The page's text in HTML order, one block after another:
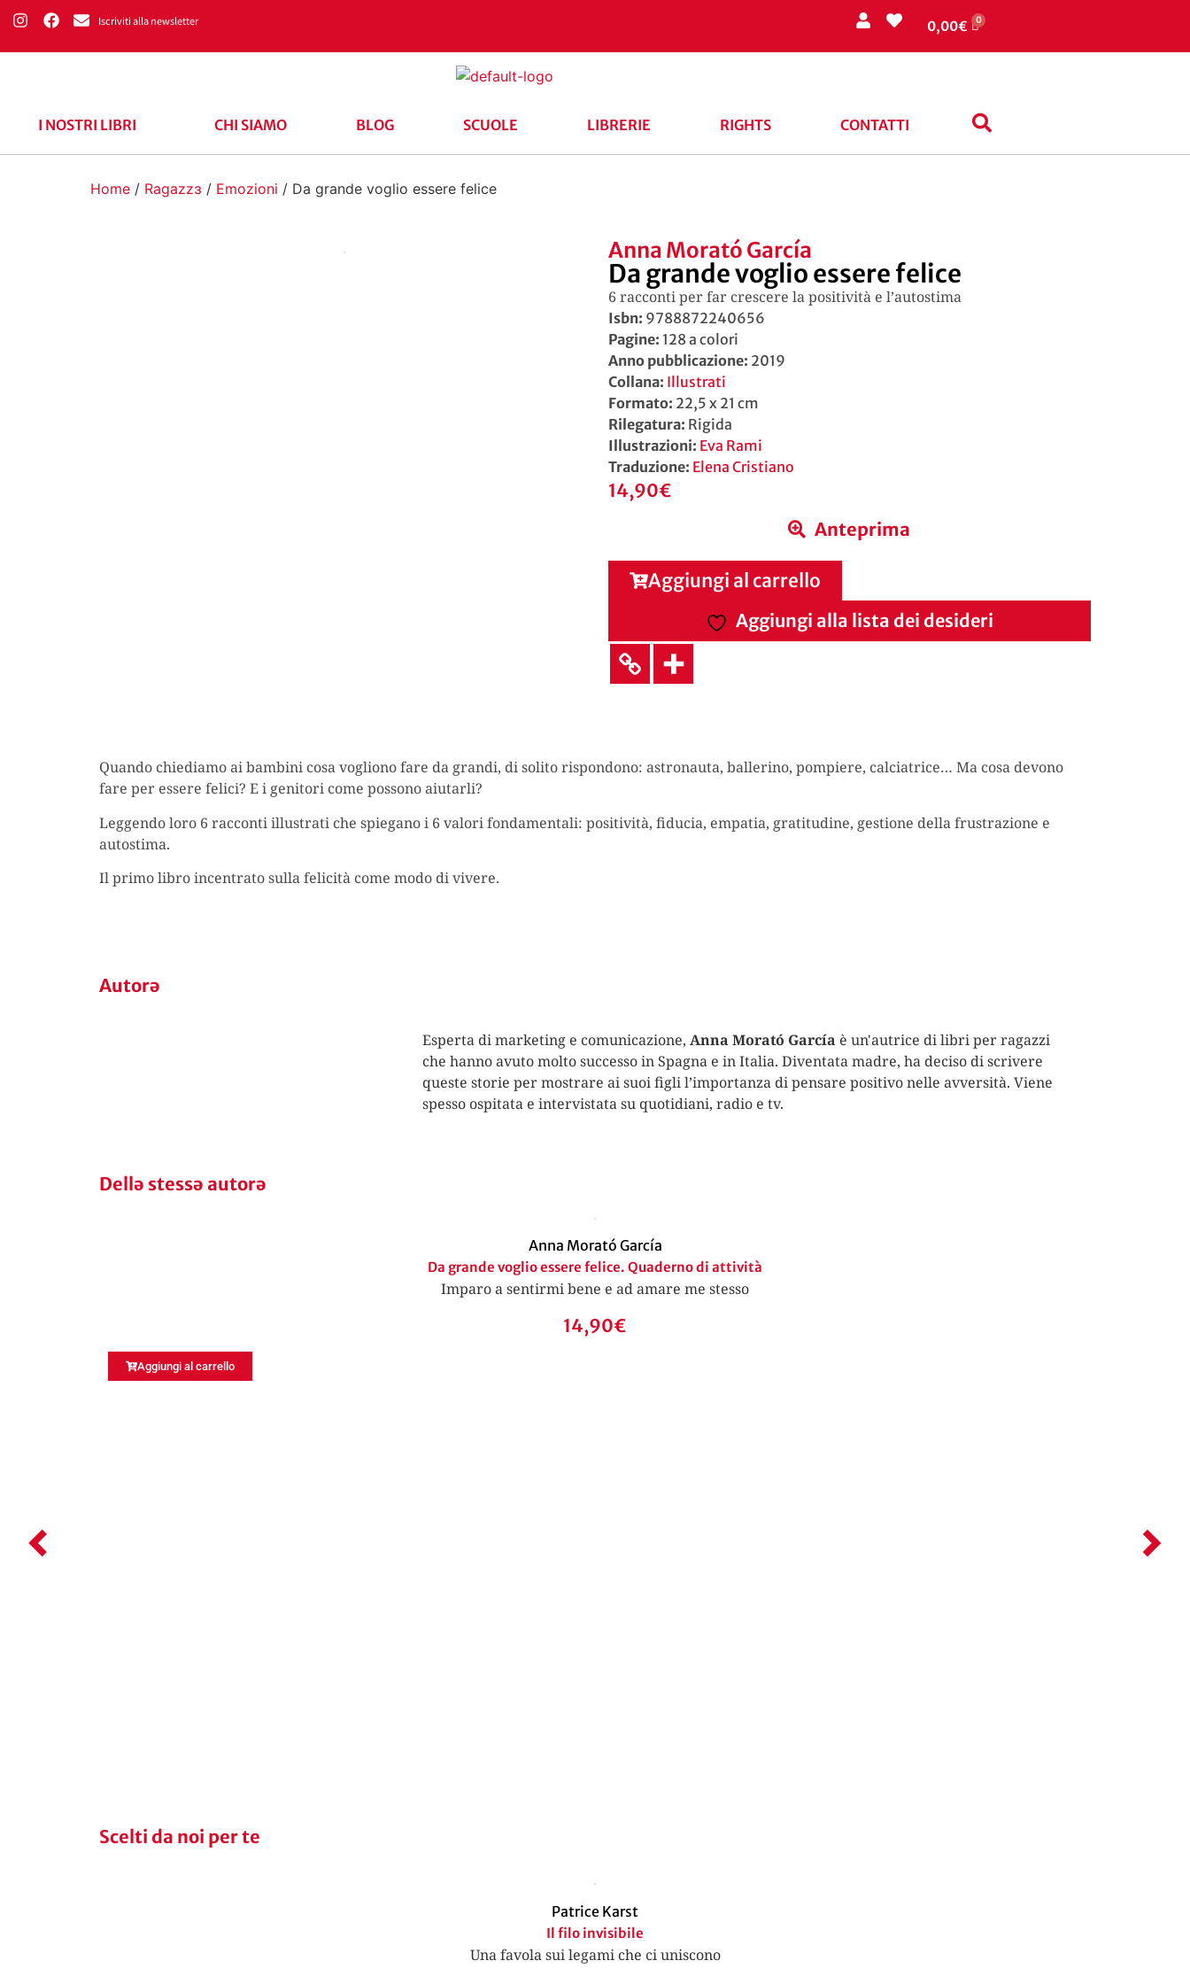
Iscriviti alla newsletter 0,00€
I NOSTRI LIBRI CHI SIAMO BLOG SCUOLE LIBRERIE RIGHTS CONTATTI
Home / Ragazzɜ / Emozioni / Da grande voglio essere felice
Anna Morató García
Da grande voglio essere felice
6 racconti per far crescere la positività e l’autostima
Isbn: 9788872240656
Pagine: 128 a colori
Anno pubblicazione: 2019
Collana: Illustrati
Formato: 22,5 x 21 cm
Rilegatura: Rigida
Illustrazioni: Eva Rami
Traduzione: Elena Cristiano
14,90€
Anteprima
Aggiungi al carrello
Aggiungi alla lista dei desideri
Quando chiediamo ai bambini cosa vogliono fare da grandi, di solito rispondono: astronauta, ballerino, pompiere, calciatrice… Ma cosa devono
fare per essere felici? E i genitori come possono aiutarli?
Leggendo loro 6 racconti illustrati che spiegano i 6 valori fondamentali: positività, fiducia, empatia, gratitudine, gestione della frustrazione e
autostima.
Il primo libro incentrato sulla felicità come modo di vivere.
Autorə
Esperta di marketing e comunicazione, Anna Morató García è un'autrice di libri per ragazzi
che hanno avuto molto successo in Spagna e in Italia. Diventata madre, ha deciso di scrivere
queste storie per mostrare ai suoi figli l’importanza di pensare positivo nelle avversità. Viene
spesso ospitata e intervistata su quotidiani, radio e tv.
Dellə stessə autorə
Anna Morató García
Da grande voglio essere felice. Quaderno di attività
Imparo a sentirmi bene e ad amare me stesso
14,90€
Aggiungi al carrello
Scelti da noi per te
Patrice Karst
Il filo invisibile
Una favola sui legami che ci uniscono